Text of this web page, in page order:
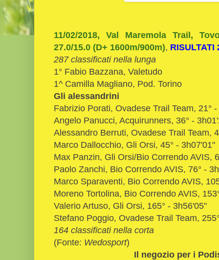
11/02/2018, Val Maremola Trail,
27.0/15.0 (D+ 1600m/900m), RISULTATI
287 classificati nella lunga
1° Fabio Bazzana, Valetudo
1^ Camilla Magliano, Pod. Torino
Gli alessandrini
Fabrizio Porati, Ovadese Trail Team, 21°
Angelo Panucci, Acquirunners, 36° -
Alessandro Berruti, Ovadese Trail Team,
Marco Dallocchio, Gli Orsi, 45° - 3h07'01"
Max Panzin, Gli Orsi/Bio Correndo AVIS,
Paolo Zanchi, Bio Correndo AVIS, 76° -
Marco Sparaventi, Bio Correndo AVIS,
Moreno Tortolina, Bio Correndo AVIS,
Valerio Artuso, Gli Orsi, 165° - 3h56'05"
Stefano Poggio, Ovadese Trail Team,
164 classificati nella corta
(Fonte: Wedosport)
Il negozio per i